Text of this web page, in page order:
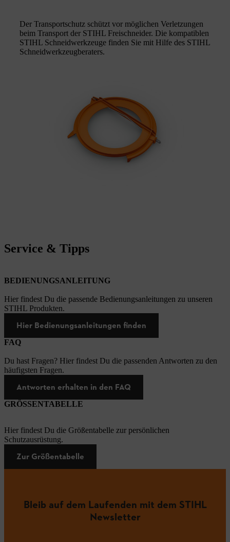
Der Transportschutz schützt vor möglichen Verletzungen
beim Transport der STIHL Freischneider. Die kompatiblen
STIHL Schneidwerkzeuge finden Sie mit Hilfe des STIHL
Schneidwerkzeugberaters.
Service & Tipps
BEDIENUNGSANLEITUNG
Hier findest Du die passende Bedienungsanleitungen zu unseren
STIHL Produkten.
Hier Bedienungsanleitungen finden
FAQ
Du hast Fragen? Hier findest Du die passenden Antworten zu den
häufigsten Fragen.
Antworten erhalten in den FAQ
GRÖSSENTABELLE
Hier findest Du die Größentabelle zur persönlichen
Schutzausrüstung.
Zur Größentabelle
Bleib auf dem Laufenden mit dem STIHL
Newsletter